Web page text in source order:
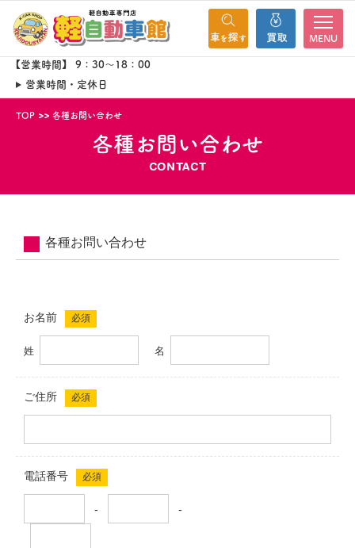
MENU
【営業時間】 9：30～18：00
営業時間・定休日
TOP 各種お問い合わせ
各種お問い合わせ
CONTACT
各種お問い合わせ
お名前 必須
姓 名
ご住所 必須
電話番号 必須
- -